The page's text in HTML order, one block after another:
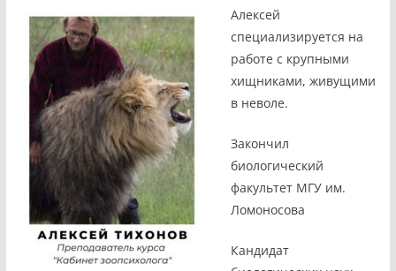
Алексей
специализируется на
работе с крупными
хищниками, живущими
в неволе.
Закончил
биологический
факультет МГУ им.
Ломоносова
Кандидат